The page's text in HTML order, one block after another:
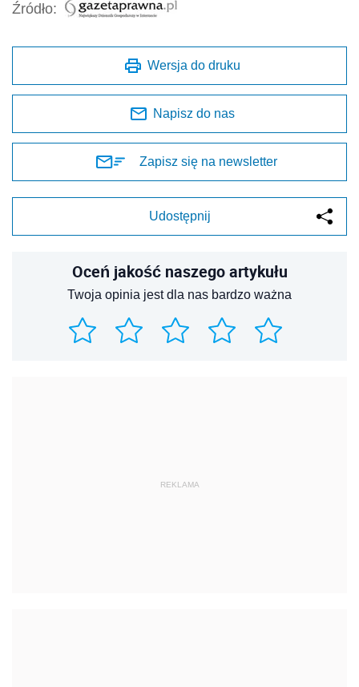
Źródło:
Wersja do druku
Napisz do nas
Zapisz się na newsletter
Udostępnij
Oceń jakość naszego artykułu
Twoja opinia jest dla nas bardzo ważna
REKLAMA